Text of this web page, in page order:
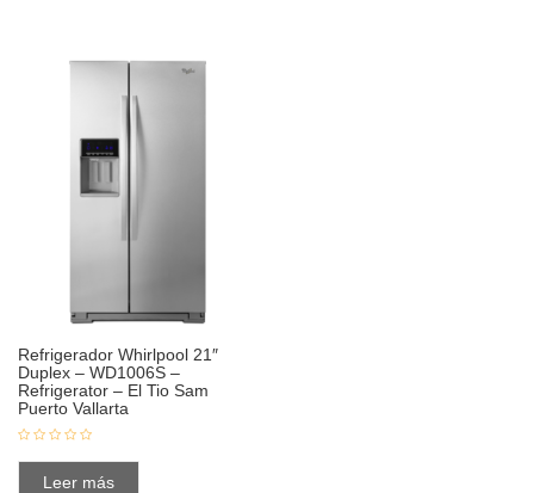
Refrigerador Whirlpool 21″
Duplex – WD1006S –
Refrigerator – El Tio Sam
Puerto Vallarta
Leer más